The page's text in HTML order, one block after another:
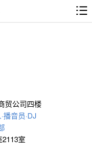
贸公司四楼
播音员·DJ
室